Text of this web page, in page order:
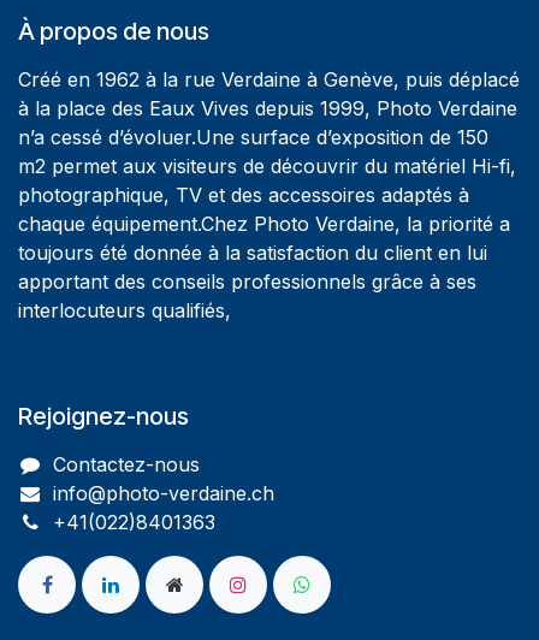
À propos de nous
Créé en 1962 à la rue Verdaine à Genève, puis déplacé
à la place des Eaux Vives depuis 1999, Photo Verdaine
n’a cessé d’évoluer.Une surface d’exposition de 150
m2 permet aux visiteurs de découvrir du matériel Hi-fi,
photographique, TV et des accessoires adaptés à
chaque équipement.Chez Photo Verdaine, la priorité a
toujours été donnée à la satisfaction du client en lui
apportant des conseils professionnels grâce à ses
interlocuteurs qualifiés,
Rejoignez-nous
Contactez-nous
info@photo-verdaine.ch​
​​+41(022)8401363